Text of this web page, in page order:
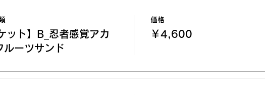
ット】B_忍者感覚アカ
ルーツサンド
価格
￥4,600